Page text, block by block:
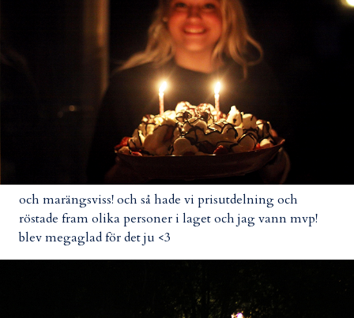
och marängsviss! och så hade vi prisutdelning och
röstade fram olika personer i laget och jag vann mvp!
blev megaglad för det ju <3